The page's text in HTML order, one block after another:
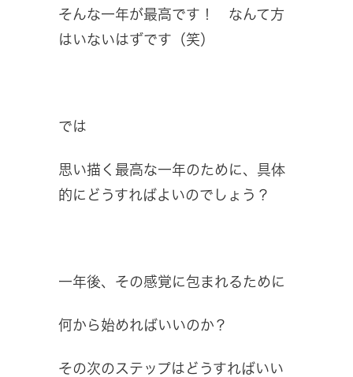
そんな一年が最高です！ なんて方
はいないはずです（笑）
では
思い描く最高な一年のために、具体
的にどうすればよいのでしょう？
一年後、その感覚に包まれるために
何から始めればいいのか？
その次のステップはどうすればいい